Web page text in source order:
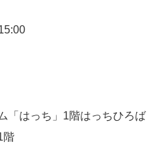
「はっち」1階はっちひろば
階